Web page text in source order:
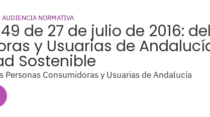
NORMATIVA
de 27 de julio de 2016:
y Usuarias de
Sostenible
Personas Consumidoras y Usuarias de Andalucía